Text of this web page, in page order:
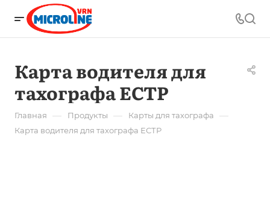
Карта водителя для
тахографа ЕСТР
Главная — Продукты — Карты для тахографа —
Карта водителя для тахографа ЕСТР